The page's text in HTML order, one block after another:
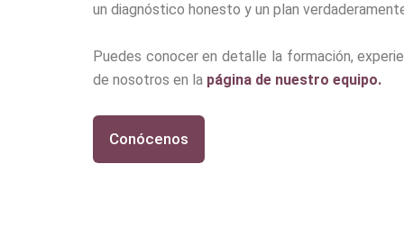
un diagnóstico honesto y un plan
Puedes conocer en detalle la formación,
de nosotros en la página de nuestro equipo.
Conócenos